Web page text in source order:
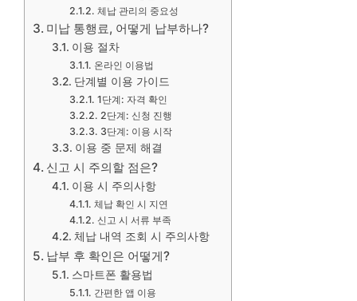
체납 관리의 중요성
미납 통행료, 어떻게 납부하나?
이용 절차
온라인 이용법
단계별 이용 가이드
1단계: 자격 확인
2단계: 신청 진행
3단계: 이용 시작
이용 중 문제 해결
신고 시 주의할 점은?
이용 시 주의사항
체납 확인 시 지연
신고 시 서류 부족
체납 내역 조회 시 주의사항
납부 후 확인은 어떻게?
스마트폰 활용법
간편한 앱 이용